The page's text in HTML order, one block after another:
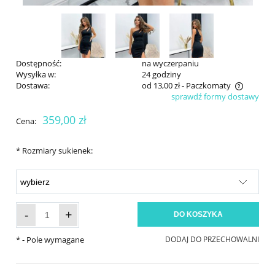
Dostępność:
na wyczerpaniu
Wysyłka w:
24 godziny
Dostawa:
od 13,00 zł- Paczkomaty
Cena nie zawiera ewentualnych kosztów płatnościsprawdź formy dostawy
Cena: 359,00 zł
* Rozmiary sukienek:
- + DO KOSZYKA
DODAJ DO PRZECHOWALNI
*- Pole wymagane